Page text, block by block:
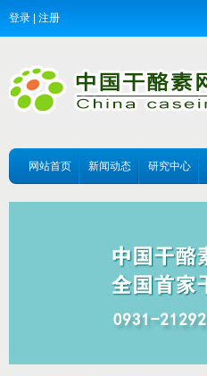
登录 注册
网站首页 新闻动态 研究中心